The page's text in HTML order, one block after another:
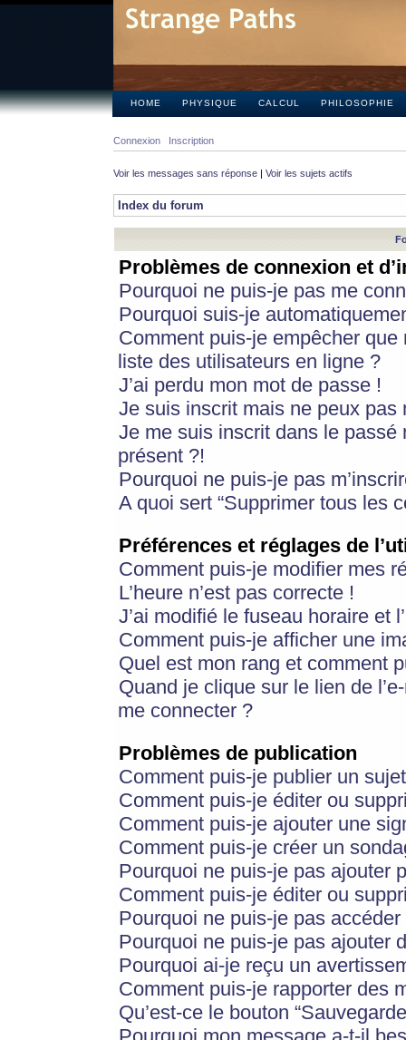
HOME PHYSIQUE CALCUL PHILOSOPHIE
Connexion Inscription
Voir les messages sans réponse | Voir les sujets actifs
Index du forum
Problèmes de connexion et
Pourquoi ne puis-je pas me
Pourquoi suis-je
Comment puis-je empêcher
liste des utilisateurs en ligne ?
J’ai perdu mon mot de passe !
Je suis inscrit mais ne peux pas
Je me suis inscrit dans le
présent ?!
Pourquoi ne puis-je pas
A quoi sert “Supprimer tous les
Préférences et réglages de
Comment puis-je modifier mes
L’heure n’est pas correcte !
J’ai modifié le fuseau horaire et
Comment puis-je afficher une
Quel est mon rang et comment
Quand je clique sur le lien de
me connecter ?
Problèmes de publication
Comment puis-je publier un
Comment puis-je éditer ou
Comment puis-je ajouter une
Comment puis-je créer un
Pourquoi ne puis-je pas ajouter
Comment puis-je éditer ou
Pourquoi ne puis-je pas
Pourquoi ne puis-je pas ajouter
Pourquoi ai-je reçu un
Comment puis-je rapporter des
Qu’est-ce le bouton